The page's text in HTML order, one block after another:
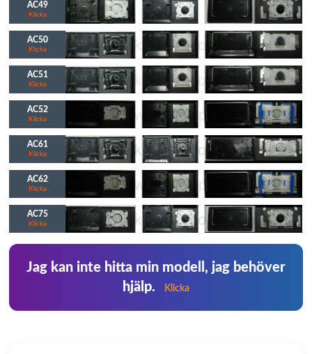
AC49
Klicka
AC50
Klicka
AC51
Klicka
AC52
Klicka
AC61
Klicka
AC62
Klicka
AC75
Klicka
Jag kan inte hitta min modell, jag behöver
hjälp.
Klicka